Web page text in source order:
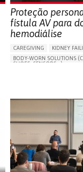
Proteção
fístula AV para
hemodiálise
CAREGIVING
KIDNEY
BODY-WORN SOLUTIONS
SHOES, SENSORS...)
SWELLING IN THE LOWER
URINARY URGENCY AT
TO IMPROVE TREATMENT/
PREVENTING
RESEARCH/MAPPING)
NEPHROLOGY
SLOVENIA